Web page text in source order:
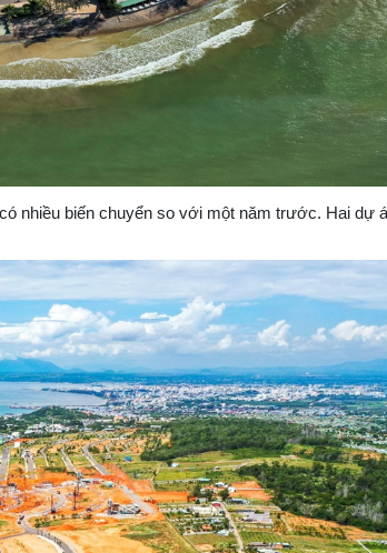
nhiều biến chuyển so với một năm trước. Hai dự